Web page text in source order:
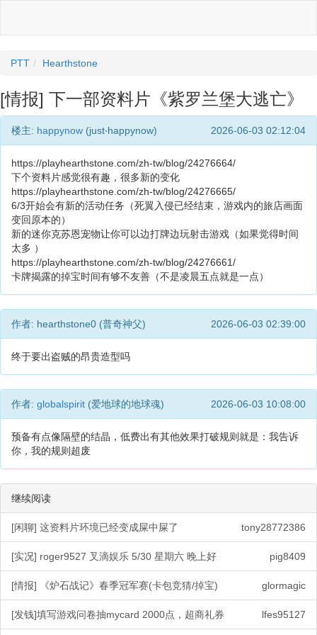
PTT Hearthstone
[情报] 下一部资料片《紫罗兰堡大逃亡》
楼主: happynow (just‧happynow) 2026-06-03 02:12:04
https://playhearthstone.com/zh-tw/blog/24276664/
下个资料片感觉很有趣，很多新的变化
https://playhearthstone.com/zh-tw/blog/24276665/
6/3开始会有新的活动任务（死翼入侵已经结束，游戏内的旅店画面
变回原本的）
新的迷你克苏恩宠物让你可以边打牌边玩射击游戏（如果觉得时间
太多 ）
https://playhearthstone.com/zh-tw/blog/24276661/
卡牌揭露的掉宝时间有够不友善（不是凌晨五点就是一点）
作者: hearthstone0 (普奇神父) 2026-06-03 02:39:00
终于要出盗贼的昂贵造型吗
作者: globalspirit (爱地球的地球魂) 2026-06-03 10:08:00
预备有点像隔壁的结晶，低费出有其他效果打破规则就是：我告诉
你，我的规则超废
继续阅读
[闲聊] 这资料片环境已经变成屎中屎了 tony28772386
[实况] roger9527 叉滴娱乐 5/30 星期六 晚上好 pig8409
[情报] 《炉石战记》春季冠军赛(卡包竞猜/掉宝) glormagic
[发钱]填写游戏问卷抽mycard 2000点，超商礼券 lfes95127